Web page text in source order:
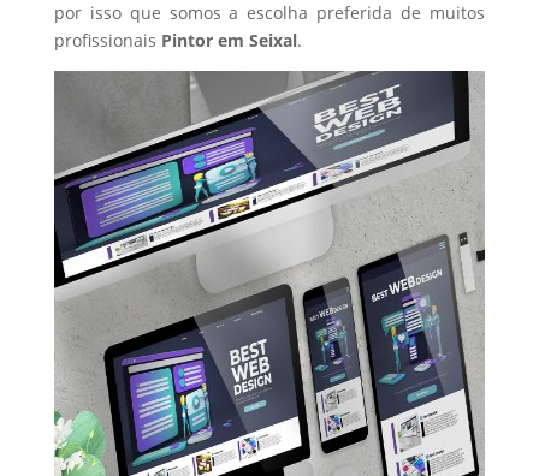
por isso que somos a escolha preferida de muitos
profissionais Pintorem Seixal.